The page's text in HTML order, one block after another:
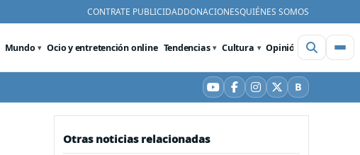
CONTRATE PUBLICIDADDONACIONESQUIÉNES SOMOS
Mundo Ocio y entretención online Tendencias Cultura Opinión Videos
YouTube
Facebook
Instagram
X BBluesky
Otras noticias relacionadas